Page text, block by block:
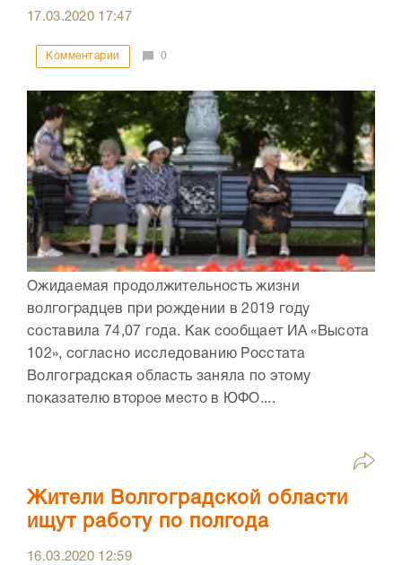
17.03.2020 17:47
Комментарии 0
Ожидаемая продолжительность жизни
волгоградцев при рождении в 2019 году
составила 74,07 года. Как сообщает ИА «Высота
102», согласно исследованию Росстата
Волгоградская область заняла по этому
показателю второе место в ЮФО....
Жители Волгоградской области
ищут работу по полгода
16.03.2020 12:59